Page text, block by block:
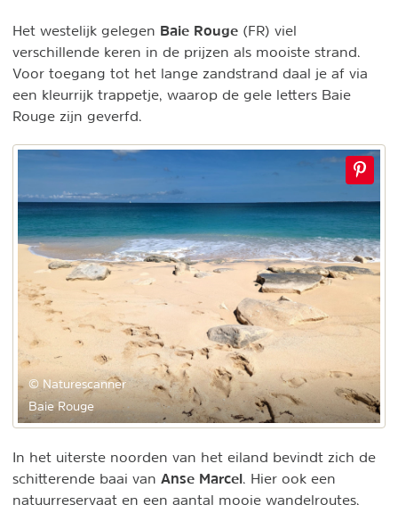
Het westelijk gelegen Baie Rouge (FR) viel
verschillende keren in de prijzen als mooiste strand.
Voor toegang tot het lange zandstrand daal je af via
een kleurrijk trappetje, waarop de gele letters Baie
Rouge zijn geverfd.
© Naturescanner
Baie Rouge
In het uiterste noorden van het eiland bevindt zich de
schitterende baai van Anse Marcel . Hier ook een
natuurreservaat en een aantal mooie wandelroutes.